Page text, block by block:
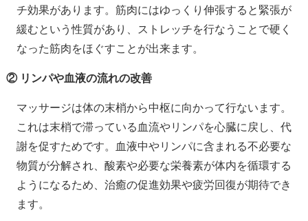
チ効果があります。筋肉にはゆっくり伸張すると緊張が
緩むという性質があり、ストレッチを行なうことで硬く
なった筋肉をほぐすことが出来ます。
② リンパや血液の流れの改善
マッサージは体の末梢から中枢に向かって行ないます。
これは末梢で滞っている血流やリンパを心臓に戻し、代
謝を促すためです。血液中やリンパに含まれる不必要な
物質が分解され、酸素や必要な栄養素が体内を循環する
ようになるため、治癒の促進効果や疲労回復が期待でき
ます。